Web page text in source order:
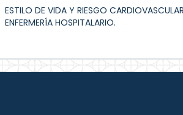
ESTILO DE VIDA Y RIESGO
ENFERMERÍA HOSPITALARIO.